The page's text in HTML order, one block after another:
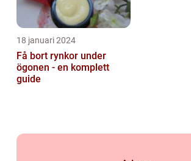
18 januari 2024
Få bort rynkor under
ögonen - en komplett
guide